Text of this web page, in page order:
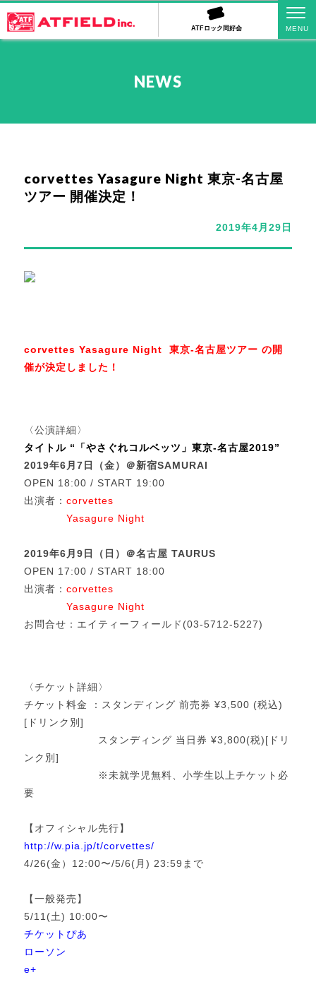
ATFロック同好会
NEWS
corvettes Yasagure Night 東京-名古屋
ツアー 開催決定！
2019年4月29日
corvettes Yasagure Night 東京-名古屋ツアー の開
催が決定しました！
〈公演詳細〉
タイトル “「やさぐれコルベッツ」東京-名古屋2019”
2019年6月7日（金）＠新宿SAMURAI
OPEN 18:00 / START 19:00
出演者：corvettes
Yasagure Night
2019年6月9日（日）＠名古屋 TAURUS
OPEN 17:00 / START 18:00
出演者：corvettes
Yasagure Night
お問合せ：エイティーフィールド(03-5712-5227)
〈チケット詳細〉
チケット料金 ：スタンディング 前売券 ¥3,500 (税込)
[ドリンク別]
スタンディング 当日券 ¥3,800(税)[ドリ
ンク別]
※未就学児無料、小学生以上チケット必
要
【オフィシャル先行】
http://w.pia.jp/t/corvettes/
4/26(金）12:00〜/5/6(月) 23:59まで
【一般発売】
5/11(土) 10:00〜
チケットぴあ
ローソン
e+